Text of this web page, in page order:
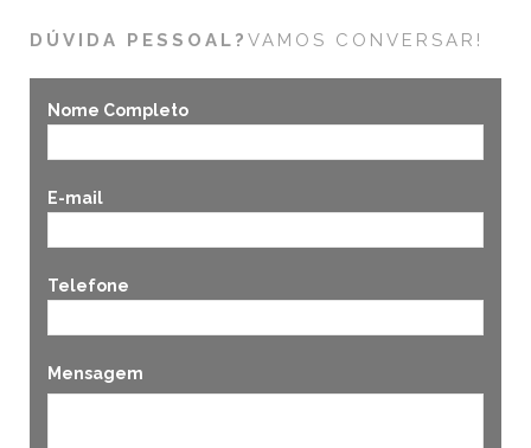
DÚVIDA PESSOAL? VAMOS CONVERSAR!
Nome Completo
E-mail
Telefone
Mensagem